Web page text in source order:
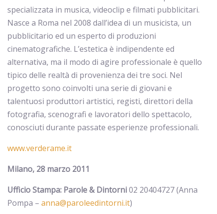
specializzata in musica, videoclip e filmati pubblicitari.
Nasce a Roma nel 2008 dall’idea di un musicista, un
pubblicitario ed un esperto di produzioni
cinematografiche. L’estetica è indipendente ed
alternativa, ma il modo di agire professionale è quello
tipico delle realtà di provenienza dei tre soci. Nel
progetto sono coinvolti una serie di giovani e
talentuosi produttori artistici, registi, direttori della
fotografia, scenografi e lavoratori dello spettacolo,
conosciuti durante passate esperienze professionali.
www.verderame.it
Milano, 28 marzo 2011
Ufficio Stampa: Parole & Dintorni02 20404727 (Anna
Pompa – anna@paroleedintorni.it)